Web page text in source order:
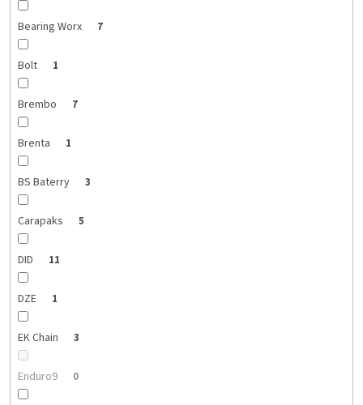
Bearing Worx 7
Bolt 1
Brembo 7
Brenta 1
BS Baterry 3
Carapaks 5
DID 11
DZE 1
EK Chain 3
Enduro9 0